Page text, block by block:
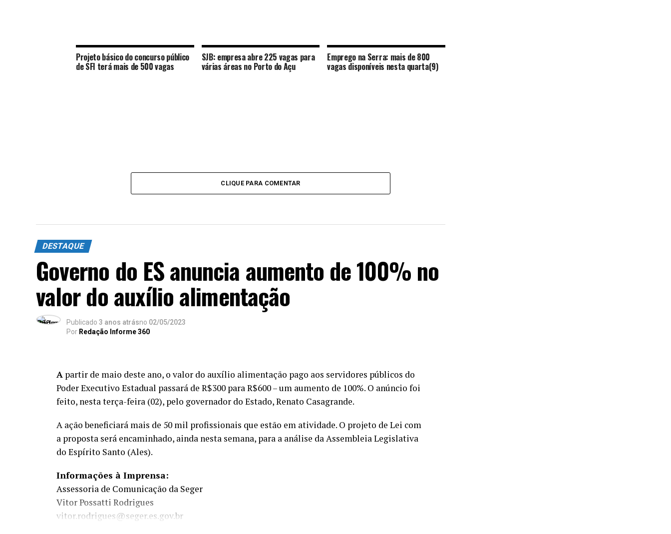
Projeto básico do concurso público
de SFI terá mais de 500 vagas
SJB: empresa abre 225 vagas para
várias áreas no Porto do Açu
Emprego na Serra: mais de 800
vagas disponíveis nesta quarta(9)
CLIQUE PARA COMENTAR
DESTAQUE
Governo do ES anuncia aumento de 100% no
valor do auxílio alimentação
Publicado 3 anos atrásno 02/05/2023
Por Redação Informe 360
A partir de maio deste ano, o valor do auxílio alimentação pago aos servidores públicos do
Poder Executivo Estadual passará de R$300 para R$600 – um aumento de 100%. O anúncio foi
feito, nesta terça-feira (02), pelo governador do Estado, Renato Casagrande.
A ação beneficiará mais de 50 mil profissionais que estão em atividade. O projeto de Lei com
a proposta será encaminhado, ainda nesta semana, para a análise da Assembleia Legislativa
do Espírito Santo (Ales).
Informações à Imprensa:
Assessoria de Comunicação da Seger
Vitor Possatti Rodrigues
vitor.rodrigues@seger.es.gov.br